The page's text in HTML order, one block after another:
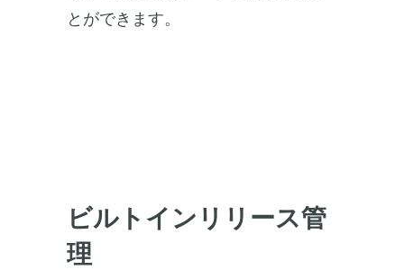
とができます。
ビルトインリリース管
理